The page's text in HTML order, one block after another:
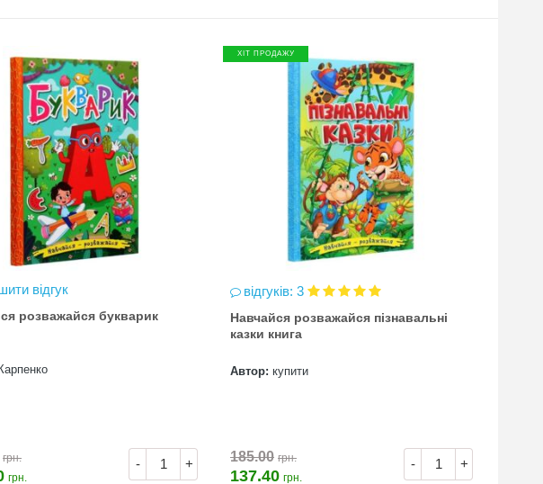
відгук
розважайся букварик
- +
грн.
грн.
ХІТ ПРОДАЖУ
відгуків: 3
Навчайся розважайся пізнавальні
казки книга
Автор: купити
- +
185.00 грн.
137.40 грн.